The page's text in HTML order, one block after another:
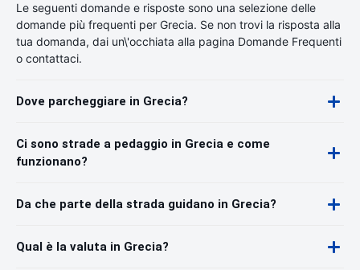
Le seguenti domande e risposte sono una selezione delle
domande più frequenti per Grecia. Se non trovi la risposta alla
tua domanda, dai un\'occhiata alla pagina Domande Frequenti
o contattaci.
Dove parcheggiare in Grecia?
Ci sono strade a pedaggio in Grecia e come
funzionano?
Da che parte della strada guidano in Grecia?
Qual è la valuta in Grecia?